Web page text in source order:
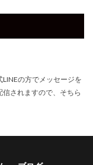
の方でメッセージを
されますので、そちら